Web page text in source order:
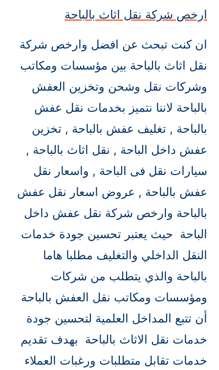
ارخص شركة نقل اثاث بالباحة
ان كنت تبحث عن افضل وارخص شركة
نقل اثاث بالباحة بين مؤسسات ومكاتب
وشركات نقل وشحن وتخزين العفش
بالباحة لاننا نتميز بخدمات نقل عفش
بالباحة , تغليف عفش بالباحة , تخزين
عفش داخل الباحة , نقل اثاث بالباحة ,
سيارات نقل فى الباحة , واسعار نقل
عفش بالباحة , عروض اسعار نقل عفش
بالباحة وارخص شركة نقل عفش داخل
الباحة حيث يعتبر تحسين جودة خدمات
النقل الداخلي والتغليف مطلبا هاما
بالباحة والذي يتطلب من شركات
ومؤسسات ومكاتب نقل العفش بالباحة
أن تتبع المداخل العلمية لتحسين جودة
خدمات نقل الاثاث بالباحة بهدف تقديم
خدمات تقابل متطلبات ورغبات العملاء